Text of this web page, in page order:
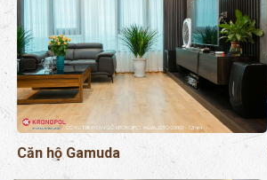
Căn hộ Gamuda